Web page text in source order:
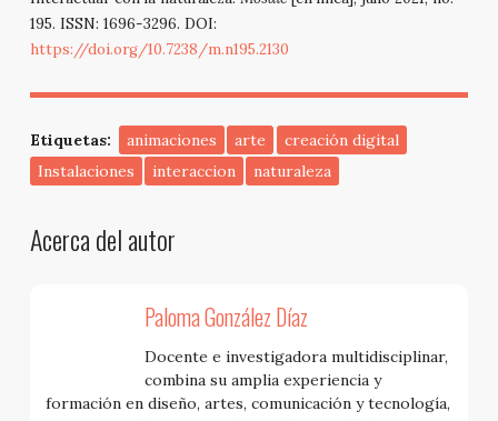
195. ISSN: 1696-3296. DOI:
https://doi.org/10.7238/m.n195.2130
Etiquetas: animaciones arte
creación digital
Instalaciones
interaccion naturaleza
Acerca del autor
Paloma González Díaz
Docente e investigadora multidisciplinar,
combina su amplia experiencia y
formación en diseño, artes, comunicación y tecnología,